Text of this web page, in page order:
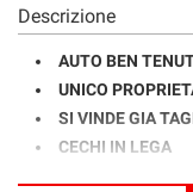
Descrizione
AUTO BEN
UNICO
SI VINDE GIA
CECHI IN LEGA